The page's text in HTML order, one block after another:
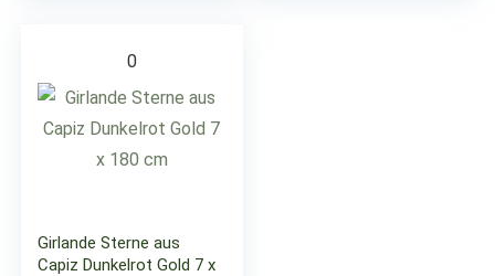
0
Girlande Sterne aus
Capiz Dunkelrot Gold 7 x